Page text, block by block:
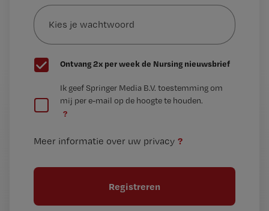
mailadres?
Kies
je
wachtwoord
G
e
t
Ontvang 2x per week de Nursing nieuwsbrief
e
t
l
Ik geef Springer Media B.V. toestemming om
mij per e-mail op de hoogte te houden.
?
Meer informatie over uw privacy ?